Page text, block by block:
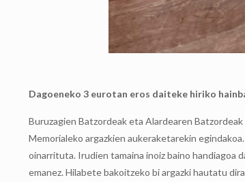
Dagoeneko 3 eurotan eros daiteke hiriko
Buruzagien Batzordeak eta Alardearen
Memorialeko argazkien aukeraketarekin
oinarrituta. Irudien tamaina inoiz baino handiagoa
emanez. Hilabete bakoitzeko bi argazki hautatu